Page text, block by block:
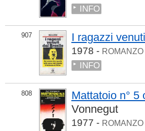
INFO
907 I ragazzi
1978 - ROMANZO
INFO
808
Mattatoio n°
Vonnegut
1977 - ROMANZO